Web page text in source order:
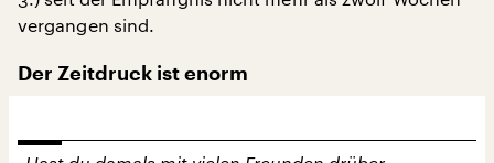
vergangen sind.
Der Zeitdruck ist enorm